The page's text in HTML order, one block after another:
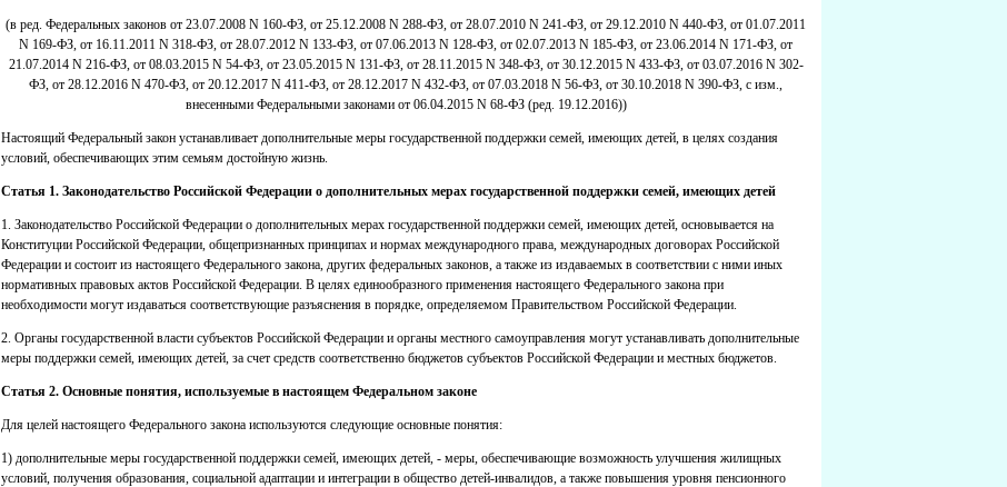
(в ред. Федеральных законов от 23.07.2008 N 160-ФЗ, от 25.12.2008 N 288-ФЗ, от 28.07.2010 N 241-ФЗ, от 29.12.2010 N 440-ФЗ, от 01.07.2011
N 169-ФЗ, от 16.11.2011 N 318-ФЗ, от 28.07.2012 N 133-ФЗ, от 07.06.2013 N 128-ФЗ, от 02.07.2013 N 185-ФЗ, от 23.06.2014 N 171-ФЗ, от
21.07.2014 N 216-ФЗ, от 08.03.2015 N 54-ФЗ, от 23.05.2015 N 131-ФЗ, от 28.11.2015 N 348-ФЗ, от 30.12.2015 N 433-ФЗ, от 03.07.2016 N 302-
ФЗ, от 28.12.2016 N 470-ФЗ, от 20.12.2017 N 411-ФЗ, от 28.12.2017 N 432-ФЗ, от 07.03.2018 N 56-ФЗ, от 30.10.2018 N 390-ФЗ, с изм.,
внесенными Федеральными законами от 06.04.2015 N 68-ФЗ (ред. 19.12.2016))
Настоящий Федеральный закон устанавливает дополнительные меры государственной поддержки семей, имеющих детей, в целях создания
условий, обеспечивающих этим семьям достойную жизнь.
Статья 1. Законодательство Российской Федерации о дополнительных мерах государственной поддержки семей, имеющих детей
1. Законодательство Российской Федерации о дополнительных мерах государственной поддержки семей, имеющих детей, основывается на
Конституции Российской Федерации, общепризнанных принципах и нормах международного права, международных договорах Российской
Федерации и состоит из настоящего Федерального закона, других федеральных законов, а также из издаваемых в соответствии с ними иных
нормативных правовых актов Российской Федерации. В целях единообразного применения настоящего Федерального закона при
необходимости могут издаваться соответствующие разъяснения в порядке, определяемом Правительством Российской Федерации.
2. Органы государственной власти субъектов Российской Федерации и органы местного самоуправления могут устанавливать дополнительные
меры поддержки семей, имеющих детей, за счет средств соответственно бюджетов субъектов Российской Федерации и местных бюджетов.
Статья 2. Основные понятия, используемые в настоящем Федеральном законе
Для целей настоящего Федерального закона используются следующие основные понятия:
1) дополнительные меры государственной поддержки семей, имеющих детей, - меры, обеспечивающие возможность улучшения жилищных
условий, получения образования, социальной адаптации и интеграции в общество детей-инвалидов, а также повышения уровня пенсионного